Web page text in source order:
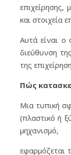
και στοιχεία
Αυτά είναι
διεύθυνση
της
Πώς
Μια τυπική
(πλαστικό ή
μηχανισμό,
εφαρμόζεται